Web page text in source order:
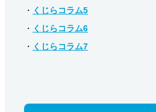
・ くじらコラム5
・ くじらコラム6
・ くじらコラム7